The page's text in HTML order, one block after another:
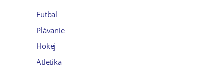
Futbal
Plávanie
Hokej
Atletika